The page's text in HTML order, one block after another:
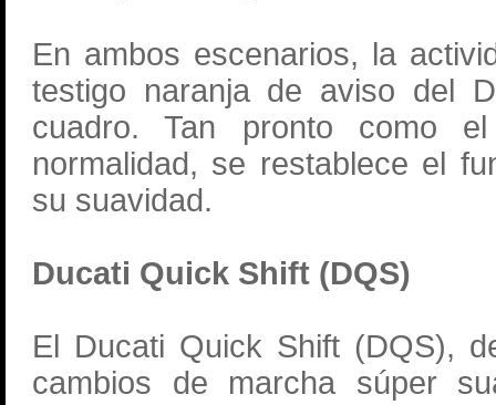
En ambos escenarios, la
testigo naranja de aviso del
cuadro. Tan pronto como
normalidad, se restablece el
su suavidad.
Ducati Quick Shift (DQS)
El Ducati Quick Shift (DQS),
cambios de marcha súper